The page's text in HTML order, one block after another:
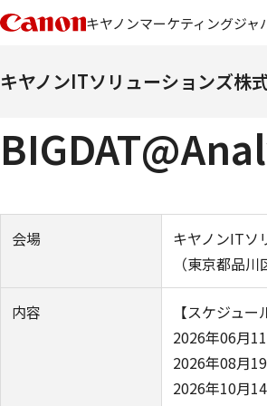
キヤノンマーケティングジャ
キヤノンITソリューションズ株
会場
キヤノンIT
（東京都品
内容
【スケジュー
2026年06月
2026年08月
2026年10月